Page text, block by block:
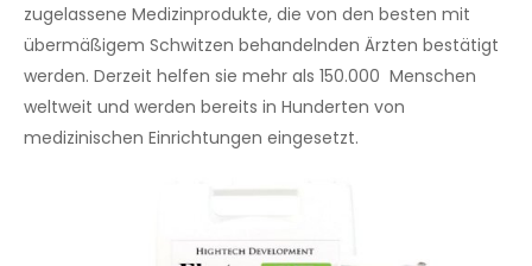
zugelassene Medizinprodukte, die von den besten mit
übermäßigem Schwitzen behandelnden Ärzten bestätigt
werden. Derzeit helfen sie mehr als 150.000 Menschen
weltweit und werden bereits in Hunderten von
medizinischen Einrichtungen eingesetzt.